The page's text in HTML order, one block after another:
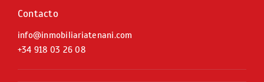
Contacto
info@inmobiliariatenani.com
+34 918 03 26 08